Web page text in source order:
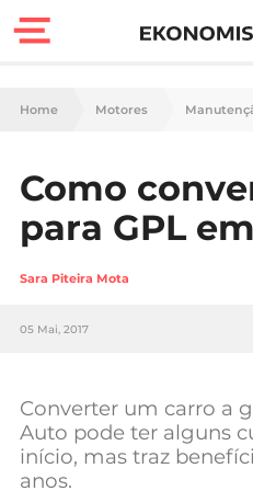
Finanças
Carreira
Casa
Tecnologia
Negócios
Home Motores
Como
para GPL
Sara Piteira Mota
05 Mai, 2017
Converter um carro a
Auto pode ter alguns
início, mas traz
anos.